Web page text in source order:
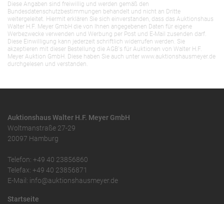
Diese Angaben sind freiwillig und werden gemäß den
Bundesdatenschutzbestimmungen behandelt und nicht an Dritte
weitergeleitet. Hiermit erklären Sie sich einverstanden, dass das Auktionshaus
Walter H.F. Meyer GmbH die von Ihnen angegebenen Daten für eigene
Werbezwecke verwenden und Werbung per Post und E-Mail zusenden darf.
Diese Einwilligung kann jederzeit schriftlich widerrufen werden. Sie
akzeptieren mit dieser Bestellung die AGB`s für Auktionen von Walter H.F.
Meyer Auktion GmbH. Diese haben Sie auch unter www.auktionshausmeyer.de
durchgelesen und verstanden.
Auktionshaus Walter H.F. Meyer GmbH
Woltmanstraße 27-29
20097 Hamburg
Telefon: +49 40 23856860
Telefax: +49 40 23856871
E-Mail: info@auktionshausmeyer.de
Startseite